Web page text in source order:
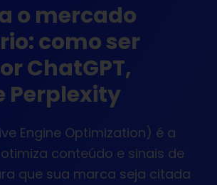
o mercado
como ser
ChatGPT,
Perplexity
Engine Optimization) é a
conteúdo e sinais de
que sua marca seja citada